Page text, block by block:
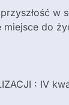
w
miejsce do
: IV